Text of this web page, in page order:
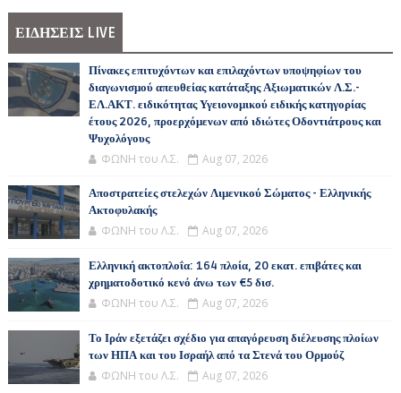
ΕΙΔΗΣΕΙΣ LIVE
Πίνακες επιτυχόντων και επιλαχόντων υποψηφίων του
διαγωνισμού απευθείας κατάταξης Αξιωματικών Λ.Σ.-
ΕΛ.ΑΚΤ. ειδικότητας Υγειονομικού ειδικής κατηγορίας
έτους 2026, προερχόμενων από ιδιώτες Οδοντιάτρους και
Ψυχολόγους
ΦΩΝΗ του Λ.Σ. Aug 07, 2026
Αποστρατείες στελεχών Λιμενικού Σώματος - Ελληνικής
Ακτοφυλακής
ΦΩΝΗ του Λ.Σ. Aug 07, 2026
Ελληνική ακτοπλοΐα: 164 πλοία, 20 εκατ. επιβάτες και
χρηματοδοτικό κενό άνω των €5 δισ.
ΦΩΝΗ του Λ.Σ. Aug 07, 2026
Το Ιράν εξετάζει σχέδιο για απαγόρευση διέλευσης πλοίων
των ΗΠΑ και του Ισραήλ από τα Στενά του Ορμούζ
ΦΩΝΗ του Λ.Σ. Aug 07, 2026